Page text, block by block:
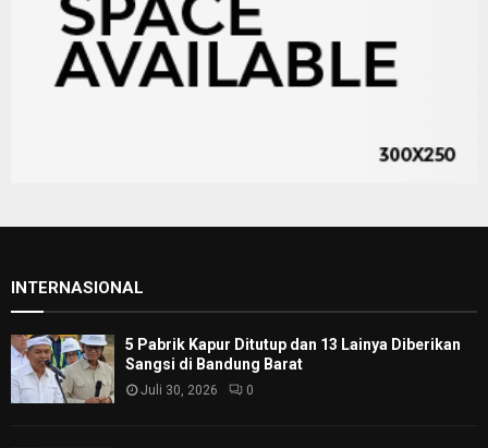
INTERNASIONAL
5 Pabrik Kapur Ditutup dan 13 Lainya Diberikan
Sangsi di Bandung Barat
Juli 30, 2026 0